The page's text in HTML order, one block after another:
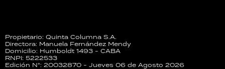
Propietario: Quinta Columna S.A.
Directora: Manuela Fernández Mendy
Domicilio: Humboldt 1493 - CABA
RNPI: 5222533
Edición N°: 20032870 - Jueves 06 de Agosto 2026